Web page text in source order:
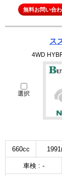
無料お問い合
ス
4WD
選択
660cc
車検 : -